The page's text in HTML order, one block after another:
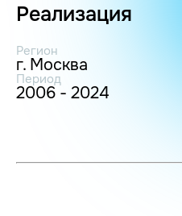
Реализация
Регион
г. Москва
Период
2006 - 2024